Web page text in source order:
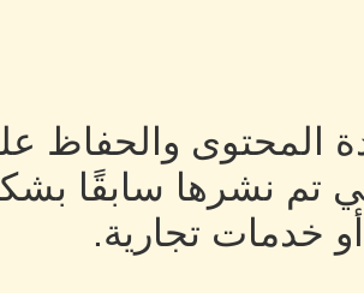
المحتوى والحفاظ
تم نشرها سابقًا
خدمات تجارية.